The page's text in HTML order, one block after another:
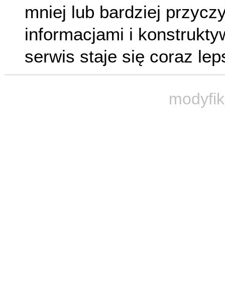
mniej lub bardziej
informacjami i
serwis staje się coraz